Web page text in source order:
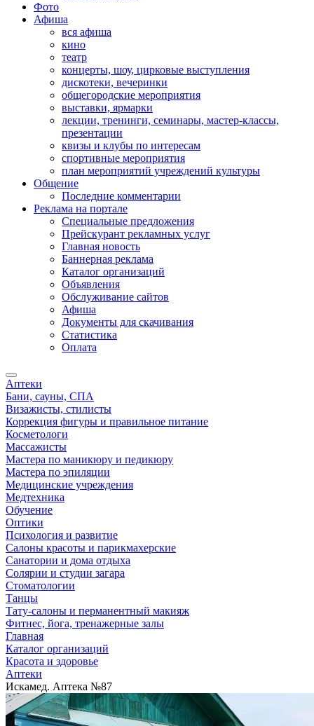
Фото
Афиша
вся афиша
кино
театр
концерты, шоу, цирковые выступления
дискотеки, вечеринки
общегородские мероприятия
выставки, ярмарки
лекции, тренинги, семинары, мастер-классы,
презентации
квизы и клубы по интересам
спортивные мероприятия
план мероприятий учреждений культуры
Общение
Последние комментарии
Реклама на портале
Специальные предложения
Прейскурант рекламных услуг
Главная новость
Баннерная реклама
Каталог организаций
Объявления
Обслуживание сайтов
Афиша
Документы для скачивания
Статистика
Оплата
Аптеки
Бани, сауны, СПА
Визажисты, стилисты
Коррекция фигуры и правильное питание
Косметологи
Массажисты
Мастера по маникюру и педикюру
Мастера по эпиляции
Медицинские учреждения
Медтехника
Обучение
Оптики
Психология и развитие
Салоны красоты и парикмахерские
Санатории и дома отдыха
Солярии и студии загара
Стоматологии
Танцы
Тату-салоны и перманентный макияж
Фитнес, йога, тренажерные залы
Главная
Каталог организаций
Красота и здоровье
Аптеки
Искамед. Аптека №87